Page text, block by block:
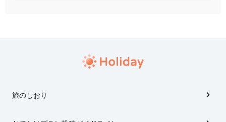
旅のしおり